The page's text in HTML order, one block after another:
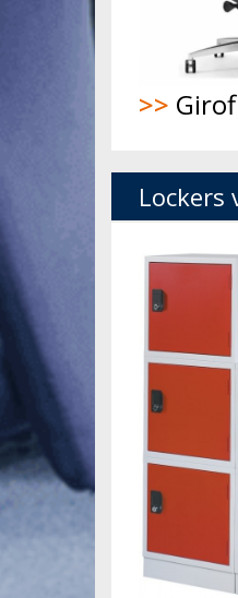
>>
Lockers